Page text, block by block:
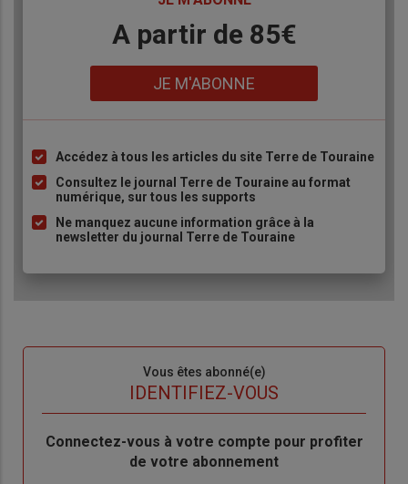
A partir de 85€
JE M'ABONNE
Liste
à
puce
Accédez à tous les articles du site Terre de Touraine
Consultez le journal Terre de Touraine au format
numérique, sur tous les supports
Ne manquez aucune information grâce à la
newsletter du journal Terre de Touraine
Vous êtes abonné(e)
IDENTIFIEZ-VOUS
Body
Connectez-vous à votre compte pour profiter
de votre abonnement